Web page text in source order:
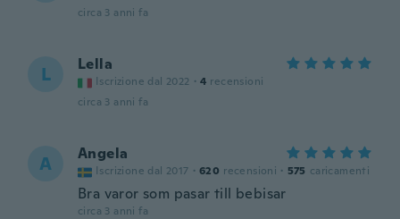
circa 3 anni fa
L Lella
Iscrizione dal 2022 · 4 recensioni
circa 3 anni fa
A Angela
Iscrizione dal 2017 · 620 recensioni · 575 caricamenti
Bra varor som pasar till bebisar
circa 3 anni fa